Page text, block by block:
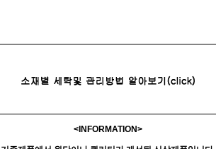
<INFORMATION>